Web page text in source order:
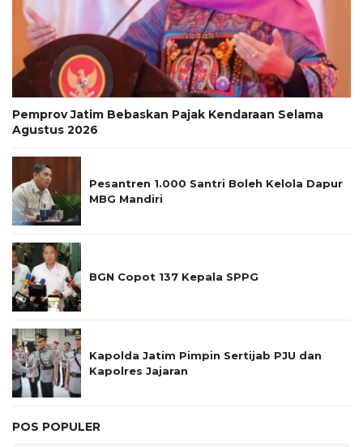
Pemprov Jatim Bebaskan Pajak Kendaraan Selama
Agustus 2026
Pesantren 1.000 Santri Boleh Kelola Dapur
MBG Mandiri
BGN Copot 137 Kepala SPPG
Kapolda Jatim Pimpin Sertijab PJU dan
Kapolres Jajaran
POS POPULER